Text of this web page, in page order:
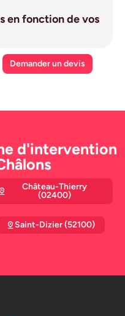
en fonction de vos
Demander un devis
d'intervention
Château-Thierry
(02400)
Saint-Dizier (52100)